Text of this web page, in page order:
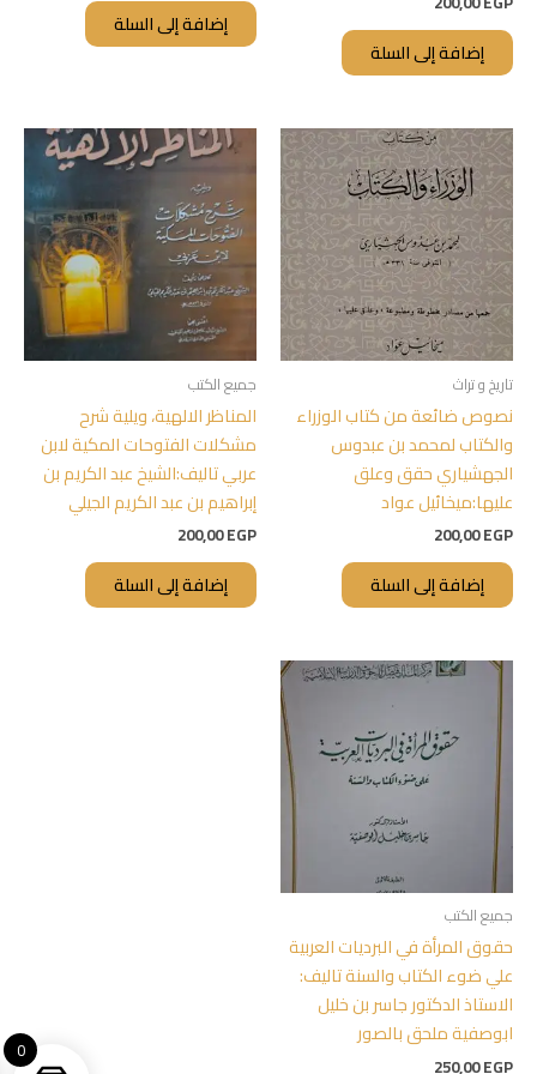
إضافة إلى السلة
إضافة إلى السلة
تاريخ و تراث
نصوص ضائعة من كتاب الوزراء
والكتاب لمحمد بن عبدوس
الجهشياري حقق وعلق
عليها:ميخائيل عواد
200,00EGP
إضافة إلى السلة
جميع الكتب
المناظر الالهية، ويلية شرح
مشكلات الفتوحات المكية لابن
عربي تاليف:الشيخ عبد الكريم بن
إبراهيم بن عبد الكريم الجيلي
200,00EGP
إضافة إلى السلة
جميع الكتب
حقوق المرأة في البرديات العربية
علي ضوء الكتاب والسنة تاليف:
الاستاذ الدكتور جاسر بن خليل
ابوصفية ملحق بالصور
250,00EGP
0